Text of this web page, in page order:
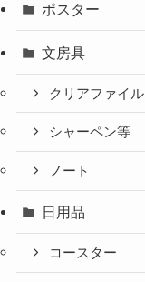
ポスター
文房具
クリアファイル
シャーペン等
ノート
日用品
コースター